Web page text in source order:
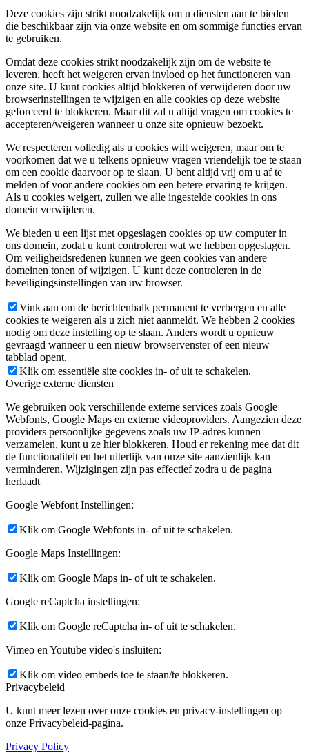
Deze cookies zijn strikt noodzakelijk om u diensten aan te bieden
die beschikbaar zijn via onze website en om sommige functies ervan
te gebruiken.
Omdat deze cookies strikt noodzakelijk zijn om de website te
leveren, heeft het weigeren ervan invloed op het functioneren van
onze site. U kunt cookies altijd blokkeren of verwijderen door uw
browserinstellingen te wijzigen en alle cookies op deze website
geforceerd te blokkeren. Maar dit zal u altijd vragen om cookies te
accepteren/weigeren wanneer u onze site opnieuw bezoekt.
We respecteren volledig als u cookies wilt weigeren, maar om te
voorkomen dat we u telkens opnieuw vragen vriendelijk toe te staan
om een cookie daarvoor op te slaan. U bent altijd vrij om u af te
melden of voor andere cookies om een betere ervaring te krijgen.
Als u cookies weigert, zullen we alle ingestelde cookies in ons
domein verwijderen.
We bieden u een lijst met opgeslagen cookies op uw computer in
ons domein, zodat u kunt controleren wat we hebben opgeslagen.
Om veiligheidsredenen kunnen we geen cookies van andere
domeinen tonen of wijzigen. U kunt deze controleren in de
beveiligingsinstellingen van uw browser.
Vink aan om de berichtenbalk permanent te verbergen en alle
cookies te weigeren als u zich niet aanmeldt. We hebben 2 cookies
nodig om deze instelling op te slaan. Anders wordt u opnieuw
gevraagd wanneer u een nieuw browservenster of een nieuw
tabblad opent.
Klik om essentiële site cookies in- of uit te schakelen.
Overige externe diensten
We gebruiken ook verschillende externe services zoals Google
Webfonts, Google Maps en externe videoproviders. Aangezien deze
providers persoonlijke gegevens zoals uw IP-adres kunnen
verzamelen, kunt u ze hier blokkeren. Houd er rekening mee dat dit
de functionaliteit en het uiterlijk van onze site aanzienlijk kan
verminderen. Wijzigingen zijn pas effectief zodra u de pagina
herlaadt
Google Webfont Instellingen:
Klik om Google Webfonts in- of uit te schakelen.
Google Maps Instellingen:
Klik om Google Maps in- of uit te schakelen.
Google reCaptcha instellingen:
Klik om Google reCaptcha in- of uit te schakelen.
Vimeo en Youtube video's insluiten:
Klik om video embeds toe te staan/te blokkeren.
Privacybeleid
U kunt meer lezen over onze cookies en privacy-instellingen op
onze Privacybeleid-pagina.
Privacy Policy